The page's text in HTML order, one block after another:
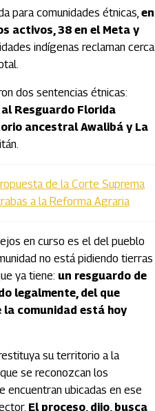
para comunidades étnicas, en
activos, 38 en el Meta y
indígenas reclaman cerca
dos sentencias étnicas:
Resguardo Florida
ancestral Awalibá y La
de la Corte Suprema
a la Reforma Agraria
en curso es el del pueblo
no está pidiendo tierras
ya tiene: un resguardo de
legalmente, del que
la comunidad está hoy
su territorio a la
se reconozcan los
encuentran ubicadas en ese
El proceso, dijo, busca